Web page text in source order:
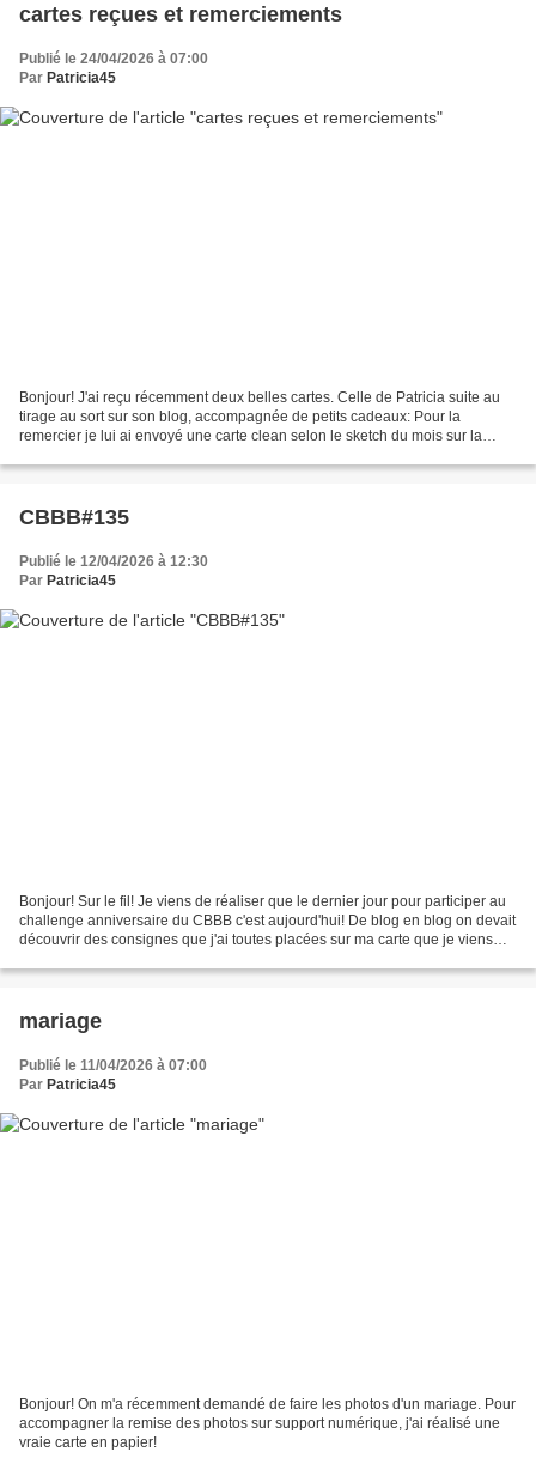
cartes reçues et remerciements
Publié le 24/04/2026 à 07:00
Par Patricia45
Bonjour! J'ai reçu récemment deux belles cartes. Celle de Patricia suite au
tirage au sort sur son blog, accompagnée de petits cadeaux: Pour la
remercier je lui ai envoyé une carte clean selon le sketch du mois sur la
CBBB#135
Publié le 12/04/2026 à 12:30
Par Patricia45
Bonjour! Sur le fil! Je viens de réaliser que le dernier jour pour participer au
challenge anniversaire du CBBB c'est aujourd'hui! De blog en blog on devait
découvrir des consignes que j'ai toutes placées sur ma carte que je viens
mariage
Publié le 11/04/2026 à 07:00
Par Patricia45
Bonjour! On m'a récemment demandé de faire les photos d'un mariage. Pour
accompagner la remise des photos sur support numérique, j'ai réalisé une
vraie carte en papier!